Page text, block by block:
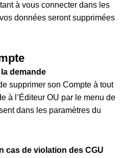
à vous connecter dans les
données seront supprimées
demande
supprimer son Compte à tout
à l’Éditeur OU par le menu de
dans les paramètres du
cas de violation des CGU